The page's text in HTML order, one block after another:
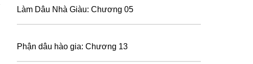
Làm Dâu Nhà Giàu: Chương 05
Phận dâu hào gia: Chương 13